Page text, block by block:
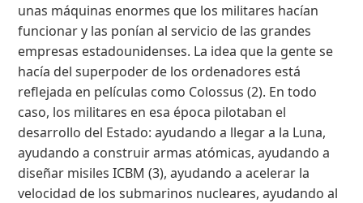
unas máquinas enormes que los militares hacían
funcionar y las ponían al servicio de las grandes
empresas estadounidenses. La idea que la gente se
hacía del superpoder de los ordenadores está
reflejada en películas como Colossus (2). En todo
caso, los militares en esa época pilotaban el
desarrollo del Estado: ayudando a llegar a la Luna,
ayudando a construir armas atómicas, ayudando a
diseñar misiles ICBM (3), ayudando a acelerar la
velocidad de los submarinos nucleares, ayudando al